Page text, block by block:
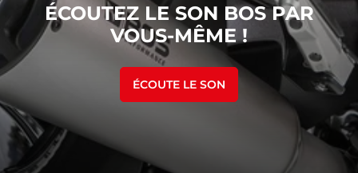
ÉCOUTEZ LE SON BOS PAR
VOUS-MÊME !
ÉCOUTE LE SON